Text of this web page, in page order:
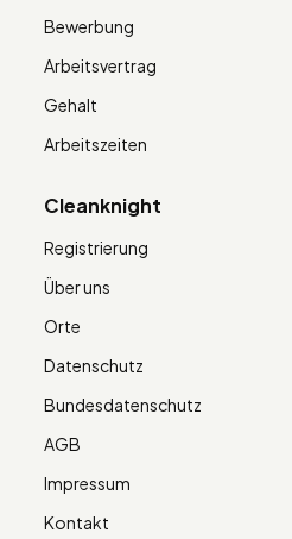
Bewerbung
Arbeitsvertrag
Gehalt
Arbeitszeiten
Cleanknight
Registrierung
Über uns
Orte
Datenschutz
Bundesdatenschutz
AGB
Impressum
Kontakt